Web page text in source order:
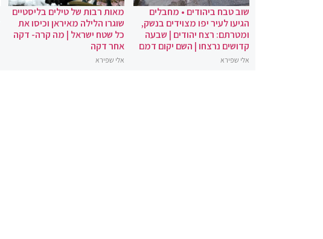
שוב טבח ביהודים • מחבלים
הגיעו לעיר יפו מצוידים בנשק,
ומטרתם: רצח יהודים | שבעה
קדושים נרצחו | השם יקום דמם
אלי שפירא
מאות רבות של טילים בליסטיים
שוגרו הלילה מאיראן וכיסו את
כל שטח ישראל | מה קרה- דקה
אחר דקה
אלי שפירא